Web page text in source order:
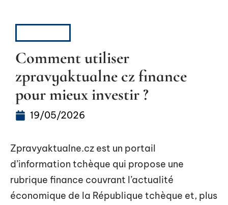
Comment utiliser
zpravyaktualne cz finance
pour mieux investir ?
19/05/2026
Zpravyaktualne.cz est un portail
d’information tchèque qui propose une
rubrique finance couvrant l’actualité
économique de la République tchèque et, plus